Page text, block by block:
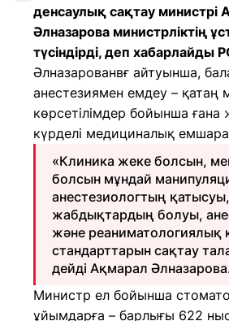
денсаулық сақтау министрі
Әлназарова министрліктің
түсіндірді, деп хабарлайды
Әлназарованвғ айтуынша,
анестезиямен емдеу – қатаң
көрсетілімдер бойынша ғана
күрделі медициналық
«Клиника жеке болсын,
болсын мұндай
анестезиологтың қатысуы,
жабдықтардың болуы,
және реаниматологиялық
стандарттарын сақтау
дейді Ақмарал
Министр ел бойынша
ұйымдарға – барлығы 622